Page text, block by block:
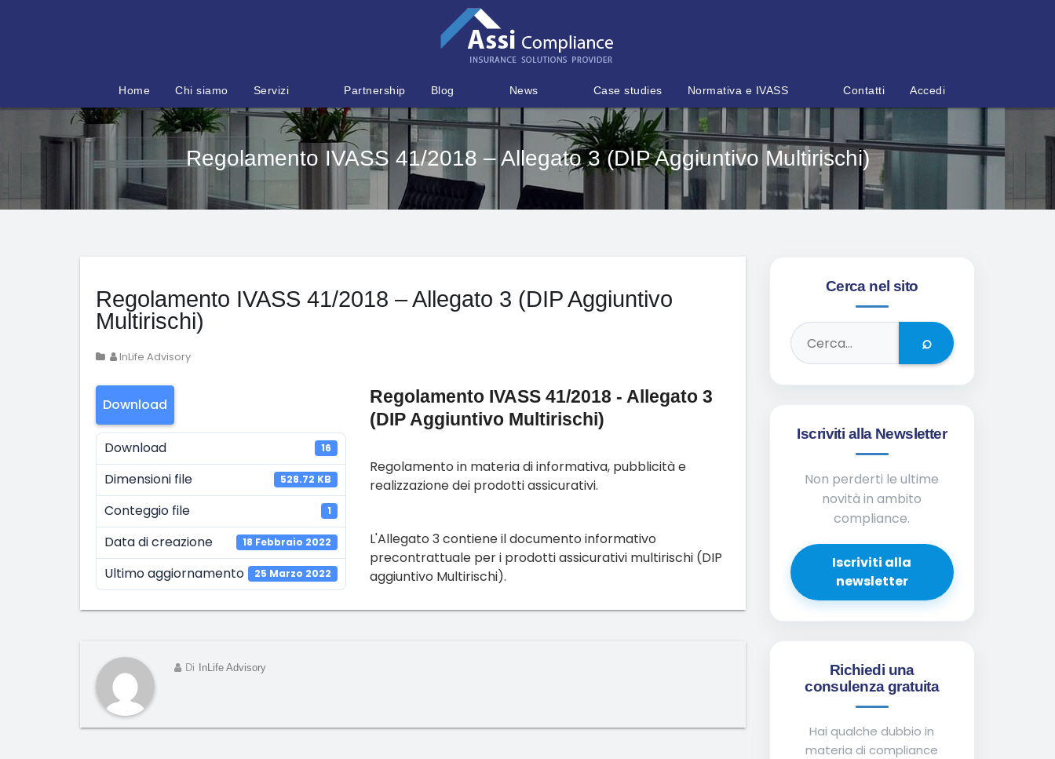
Home Chi siamo Servizi Partnership Blog News Case studies Normativa e IVASS Contatti Accedi
Regolamento IVASS 41/2018 – Allegato 3 (DIP Aggiuntivo Multirischi)
Regolamento IVASS 41/2018 – Allegato 3 (DIP Aggiuntivo
Multirischi)
InLife Advisory
Download
Download 16
Dimensioni file 528.72 KB
Conteggio file 1
Data di creazione 18 Febbraio 2022
Ultimo aggiornamento 25 Marzo 2022
Regolamento IVASS 41/2018 - Allegato 3
(DIP Aggiuntivo Multirischi)
Regolamento in materia di informativa, pubblicità e
realizzazione dei prodotti assicurativi.
L'Allegato 3 contiene il documento informativo
precontrattuale per i prodotti assicurativi multirischi (DIP
aggiuntivo Multirischi).
Di InLife Advisory
Cerca nel sito
⌕
Iscriviti alla Newsletter
Non perderti le ultime
novità in ambito
compliance.
Iscriviti alla
newsletter
Richiedi una
consulenza gratuita
Hai qualche dubbio in
materia di compliance